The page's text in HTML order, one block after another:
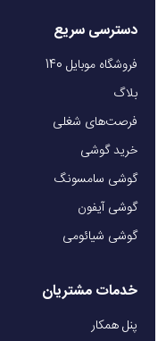
دسترسی سریع
فروشگاه موبایل 140
بلاگ
فرصت‌های شغلی
خرید گوشی
گوشی سامسونگ
گوشی آیفون
گوشی شیائومی
خدمات مشتریان
پنل همکار